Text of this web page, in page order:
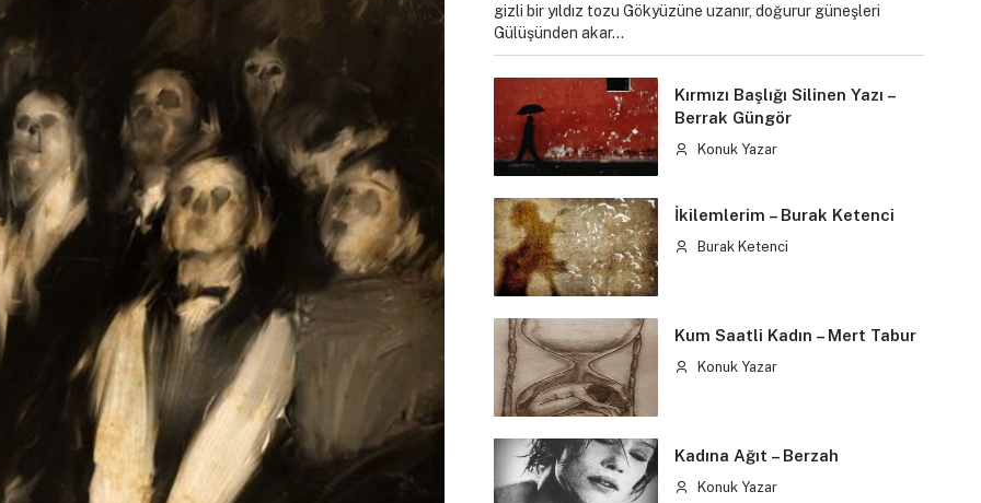
gizli bir yıldız tozu Gökyüzüne uzanır, doğurur güneşleri
Gülüşünden akar…
Kırmızı Başlığı Silinen Yazı –
Berrak Güngör
Konuk Yazar
İkilemlerim – Burak Ketenci
Burak Ketenci
Kum Saatli Kadın – Mert Tabur
Konuk Yazar
Kadına Ağıt – Berzah
Konuk Yazar